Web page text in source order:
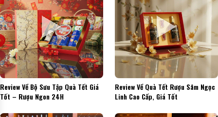
Review Về Bộ Sưu Tập Quà Tết Giá
Tốt – Rượu Ngon 24H
Review Về Quà Tết Rượu Sâm Ngọc
Linh Cao Cấp, Giá Tốt